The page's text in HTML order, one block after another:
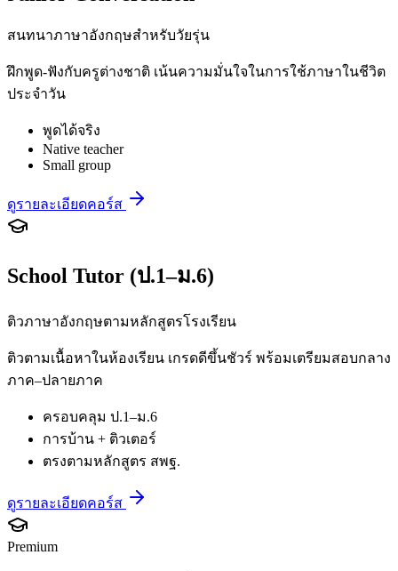
สนทนาภาษาอังกฤษสำหรับวัยรุ่น
ฝึกพูด-ฟังกับครูต่างชาติ เน้นความมั่นใจในการใช้ภาษาในชีวิต
ประจำวัน
พูดได้จริง
Native teacher
Small group
ดูรายละเอียดคอร์ส
School Tutor (ป.1–ม.6)
ติวภาษาอังกฤษตามหลักสูตรโรงเรียน
ติวตามเนื้อหาในห้องเรียน เกรดดีขึ้นชัวร์ พร้อมเตรียมสอบกลาง
ภาค–ปลายภาค
ครอบคลุม ป.1–ม.6
การบ้าน + ติวเตอร์
ตรงตามหลักสูตร สพฐ.
ดูรายละเอียดคอร์ส
Premium